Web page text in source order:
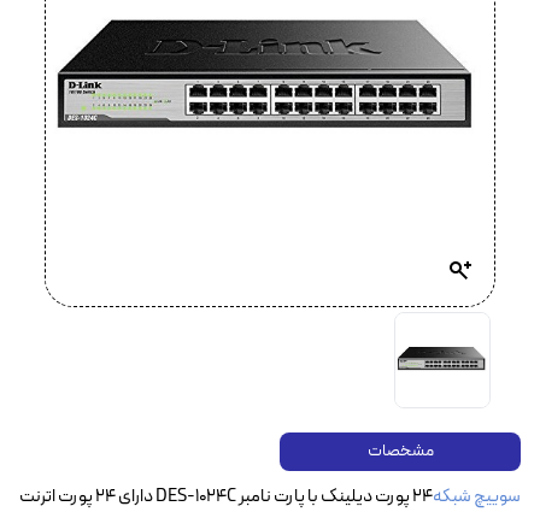
مشخصات
سوییچ شبکه
۲۴ پورت دیلینک با پارت نامبر DES-1024C دارای ۲۴ پورت اترنت